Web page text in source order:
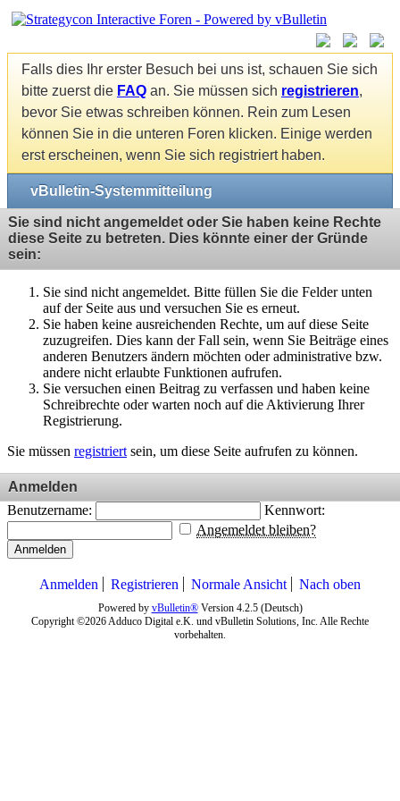
Falls dies Ihr erster Besuch bei uns ist, schauen Sie sich
bitte zuerst die FAQ an. Sie müssen sich registrieren,
bevor Sie etwas schreiben können. Rein zum Lesen
können Sie in die unteren Foren klicken. Einige werden
erst erscheinen, wenn Sie sich registriert haben.
vBulletin-Systemmitteilung
Sie sind nicht angemeldet oder Sie haben keine Rechte
diese Seite zu betreten. Dies könnte einer der Gründe
sein:
Sie sind nicht angemeldet. Bitte füllen Sie die Felder unten
auf der Seite aus und versuchen Sie es erneut.
Sie haben keine ausreichenden Rechte, um auf diese Seite
zuzugreifen. Dies kann der Fall sein, wenn Sie Beiträge eines
anderen Benutzers ändern möchten oder administrative bzw.
andere nicht erlaubte Funktionen aufrufen.
Sie versuchen einen Beitrag zu verfassen und haben keine
Schreibrechte oder warten noch auf die Aktivierung Ihrer
Registrierung.
Sie müssen registriert sein, um diese Seite aufrufen zu können.
Anmelden
Benutzername:
Kennwort:
Angemeldet bleiben?
Anmelden
Anmelden Registrieren Normale Ansicht Nach oben
Powered by vBulletin®Version 4.2.5 (Deutsch)
Copyright ©2026 Adduco Digital e.K. und vBulletin Solutions, Inc. Alle Rechte
vorbehalten.